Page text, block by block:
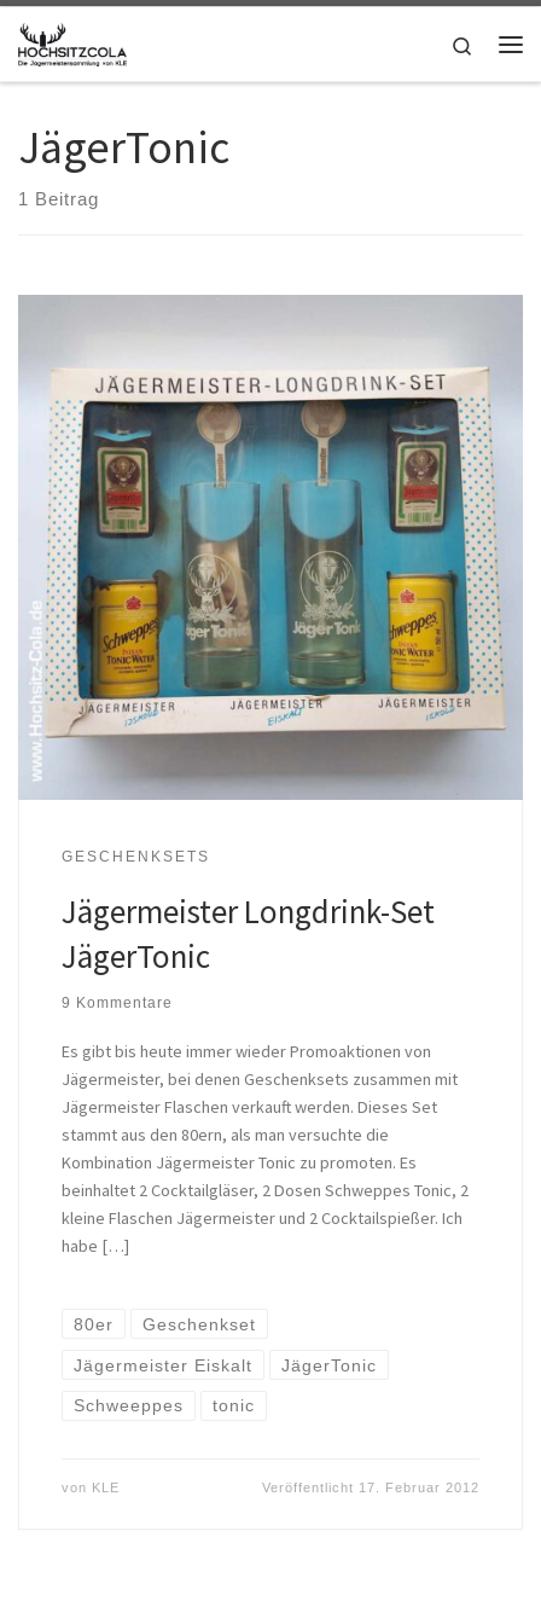
Zum Inhalt springen
Search
JägerTonic
1 Beitrag
GESCHENKSETS
Jägermeister Longdrink-Set
JägerTonic
9 Kommentare
Es gibt bis heute immer wieder Promoaktionen von
Jägermeister, bei denen Geschenksets zusammen mit
Jägermeister Flaschen verkauft werden. Dieses Set
stammt aus den 80ern, als man versuchte die
Kombination Jägermeister Tonic zu promoten. Es
beinhaltet 2 Cocktailgläser, 2 Dosen Schweppes Tonic, 2
kleine Flaschen Jägermeister und 2 Cocktailspießer. Ich
habe […]
80er Geschenkset
Jägermeister Eiskalt JägerTonic
Schweeppes tonic
von KLE Veröffentlicht 17. Februar 2012